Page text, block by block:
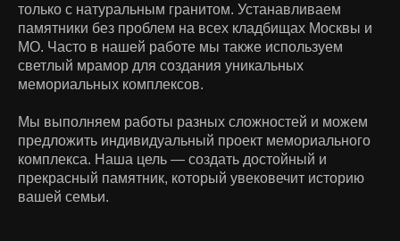
только с натуральным гранитом. Устанавливаем
памятники без проблем на всех кладбищах Москвы и
МО. Часто в нашей работе мы также используем
светлый мрамор для создания уникальных
мемориальных комплексов.
Мы выполняем работы разных сложностей и можем
предложить индивидуальный проект мемориального
комплекса. Наша цель — создать достойный и
прекрасный памятник, который увековечит историю
вашей семьи.